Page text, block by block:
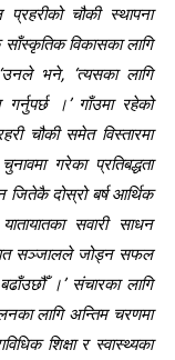
चौकी स्थापना
विकासका लागि
भने, ‘त्यसका लागि
।’ गाँउमा रहेको
चौकी समेत विस्तारमा
गरेका प्रतिबद्धता
जितेकै दोस्रो बर्ष आर्थिक
सवारी साधन
सञ्जालले जोड्न सफल
।’ संचारका लागि
लागि अन्तिम चरणमा
शिक्षा र स्वास्थ्यका